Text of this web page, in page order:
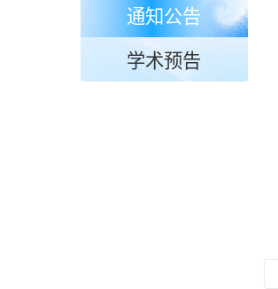
通知公告
学术预告